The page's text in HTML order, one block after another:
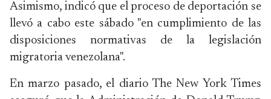
Asimismo, indicó que el proceso de deportación se
llevó a cabo este sábado "en cumplimiento de las
disposiciones normativas de la legislación
migratoria venezolana".
En marzo pasado, el diario The New York Times